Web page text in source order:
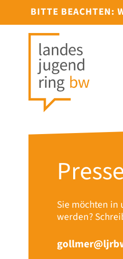
BITTE BEACHTEN:
Sie möchten in
werden?